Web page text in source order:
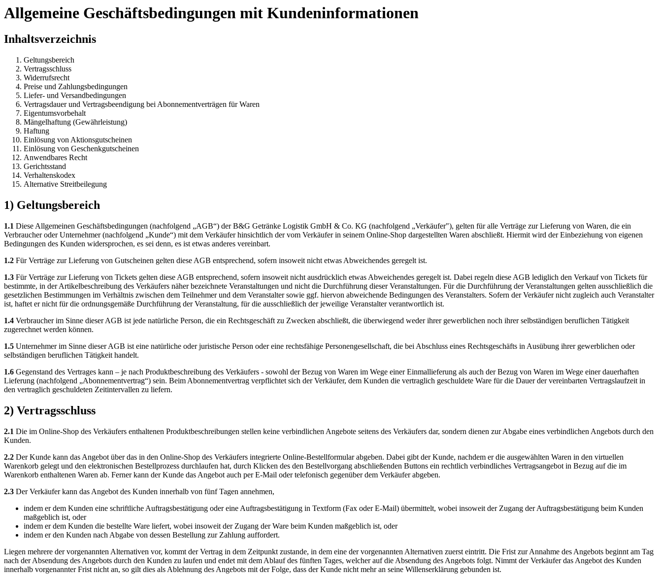
Allgemeine Geschäftsbedingungen mit Kundeninformationen
Inhaltsverzeichnis
Geltungsbereich
Vertragsschluss
Widerrufsrecht
Preise und Zahlungsbedingungen
Liefer- und Versandbedingungen
Vertragsdauer und Vertragsbeendigung bei Abonnementverträgen für Waren
Eigentumsvorbehalt
Mängelhaftung (Gewährleistung)
Haftung
Einlösung von Aktionsgutscheinen
Einlösung von Geschenkgutscheinen
Anwendbares Recht
Gerichtsstand
Verhaltenskodex
Alternative Streitbeilegung
1) Geltungsbereich
1.1 Diese Allgemeinen Geschäftsbedingungen (nachfolgend „AGB“) der B&G Getränke Logistik GmbH & Co. KG (nachfolgend „Verkäufer"), gelten für alle Verträge zur Lieferung von Waren, die ein
Verbraucher oder Unternehmer (nachfolgend „Kunde“) mit dem Verkäufer hinsichtlich der vom Verkäufer in seinem Online-Shop dargestellten Waren abschließt. Hiermit wird der Einbeziehung von eigenen
Bedingungen des Kunden widersprochen, es sei denn, es ist etwas anderes vereinbart.
1.2 Für Verträge zur Lieferung von Gutscheinen gelten diese AGB entsprechend, sofern insoweit nicht etwas Abweichendes geregelt ist.
1.3 Für Verträge zur Lieferung von Tickets gelten diese AGB entsprechend, sofern insoweit nicht ausdrücklich etwas Abweichendes geregelt ist. Dabei regeln diese AGB lediglich den Verkauf von Tickets für
bestimmte, in der Artikelbeschreibung des Verkäufers näher bezeichnete Veranstaltungen und nicht die Durchführung dieser Veranstaltungen. Für die Durchführung der Veranstaltungen gelten ausschließlich die
gesetzlichen Bestimmungen im Verhältnis zwischen dem Teilnehmer und dem Veranstalter sowie ggf. hiervon abweichende Bedingungen des Veranstalters. Sofern der Verkäufer nicht zugleich auch Veranstalter
ist, haftet er nicht für die ordnungsgemäße Durchführung der Veranstaltung, für die ausschließlich der jeweilige Veranstalter verantwortlich ist.
1.4 Verbraucher im Sinne dieser AGB ist jede natürliche Person, die ein Rechtsgeschäft zu Zwecken abschließt, die überwiegend weder ihrer gewerblichen noch ihrer selbständigen beruflichen Tätigkeit
zugerechnet werden können.
1.5 Unternehmer im Sinne dieser AGB ist eine natürliche oder juristische Person oder eine rechtsfähige Personengesellschaft, die bei Abschluss eines Rechtsgeschäfts in Ausübung ihrer gewerblichen oder
selbständigen beruflichen Tätigkeit handelt.
1.6 Gegenstand des Vertrages kann – je nach Produktbeschreibung des Verkäufers - sowohl der Bezug von Waren im Wege einer Einmallieferung als auch der Bezug von Waren im Wege einer dauerhaften
Lieferung (nachfolgend „Abonnementvertrag“) sein. Beim Abonnementvertrag verpflichtet sich der Verkäufer, dem Kunden die vertraglich geschuldete Ware für die Dauer der vereinbarten Vertragslaufzeit in
den vertraglich geschuldeten Zeitintervallen zu liefern.
2) Vertragsschluss
2.1 Die im Online-Shop des Verkäufers enthaltenen Produktbeschreibungen stellen keine verbindlichen Angebote seitens des Verkäufers dar, sondern dienen zur Abgabe eines verbindlichen Angebots durch den
Kunden.
2.2 Der Kunde kann das Angebot über das in den Online-Shop des Verkäufers integrierte Online-Bestellformular abgeben. Dabei gibt der Kunde, nachdem er die ausgewählten Waren in den virtuellen
Warenkorb gelegt und den elektronischen Bestellprozess durchlaufen hat, durch Klicken des den Bestellvorgang abschließenden Buttons ein rechtlich verbindliches Vertragsangebot in Bezug auf die im
Warenkorb enthaltenen Waren ab. Ferner kann der Kunde das Angebot auch per E-Mail oder telefonisch gegenüber dem Verkäufer abgeben.
2.3 Der Verkäufer kann das Angebot des Kunden innerhalb von fünf Tagen annehmen,
indem er dem Kunden eine schriftliche Auftragsbestätigung oder eine Auftragsbestätigung in Textform (Fax oder E-Mail) übermittelt, wobei insoweit der Zugang der Auftragsbestätigung beim Kunden
maßgeblich ist, oder
indem er dem Kunden die bestellte Ware liefert, wobei insoweit der Zugang der Ware beim Kunden maßgeblich ist, oder
indem er den Kunden nach Abgabe von dessen Bestellung zur Zahlung auffordert.
Liegen mehrere der vorgenannten Alternativen vor, kommt der Vertrag in dem Zeitpunkt zustande, in dem eine der vorgenannten Alternativen zuerst eintritt. Die Frist zur Annahme des Angebots beginnt am Tag
nach der Absendung des Angebots durch den Kunden zu laufen und endet mit dem Ablauf des fünften Tages, welcher auf die Absendung des Angebots folgt. Nimmt der Verkäufer das Angebot des Kunden
innerhalb vorgenannter Frist nicht an, so gilt dies als Ablehnung des Angebots mit der Folge, dass der Kunde nicht mehr an seine Willenserklärung gebunden ist.